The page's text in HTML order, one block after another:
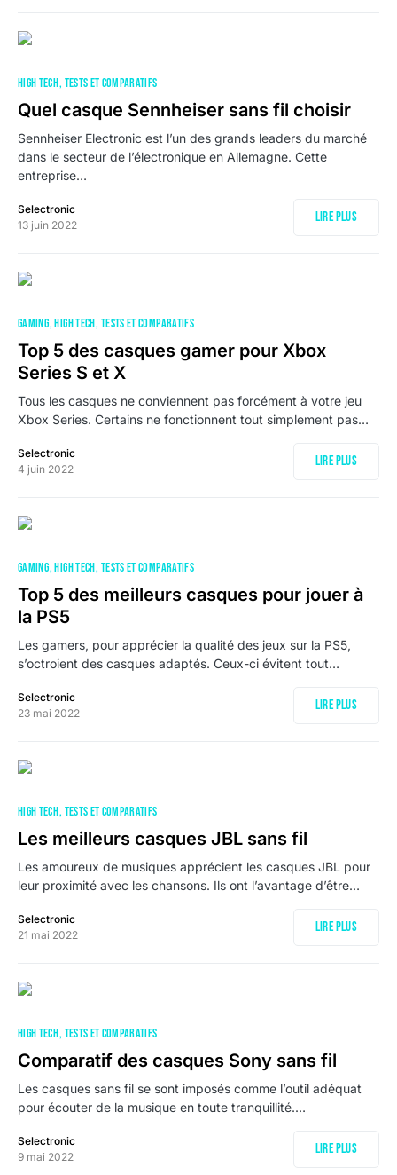
HIGH TECH TESTS ET COMPARATIFS
Quel casque Sennheiser sans fil choisir
Sennheiser Electronic est l’un des grands leaders du marché
dans le secteur de l’électronique en Allemagne. Cette
entreprise…
Selectronic
13 juin 2022
Lire plus
GAMING HIGH TECH TESTS ET COMPARATIFS
Top 5 des casques gamer pour Xbox
Series S et X
Tous les casques ne conviennent pas forcément à votre jeu
Xbox Series. Certains ne fonctionnent tout simplement pas…
Selectronic
4 juin 2022
Lire plus
GAMING HIGH TECH TESTS ET COMPARATIFS
Top 5 des meilleurs casques pour jouer à
la PS5
Les gamers, pour apprécier la qualité des jeux sur la PS5,
s’octroient des casques adaptés. Ceux-ci évitent tout…
Selectronic
23 mai 2022
Lire plus
HIGH TECH TESTS ET COMPARATIFS
Les meilleurs casques JBL sans fil
Les amoureux de musiques apprécient les casques JBL pour
leur proximité avec les chansons. Ils ont l’avantage d’être…
Selectronic
21 mai 2022
Lire plus
HIGH TECH TESTS ET COMPARATIFS
Comparatif des casques Sony sans fil
Les casques sans fil se sont imposés comme l’outil adéquat
pour écouter de la musique en toute tranquillité.…
Selectronic
9 mai 2022
Lire plus